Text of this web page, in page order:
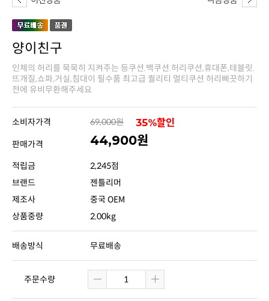
양이친구
전에 유비무환해주세요
소비자가격 69,000원 35%할인
판매가격 44,900원
적립금
2,245점
브랜드
젠틀리머
제조사
중국 OEM
상품중량
2.00kg
배송방식 무료배송
주문수량